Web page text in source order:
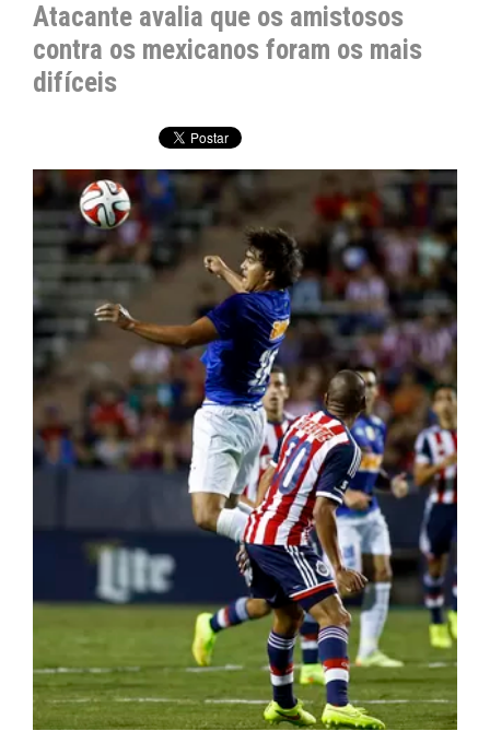
Atacante avalia que os amistosos
contra os mexicanos foram os mais
difíceis